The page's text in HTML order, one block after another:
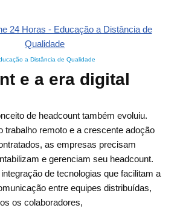
a Distância de Qualidade
e a era digital
de headcount também evoluiu.
trabalho remoto e a crescente adoção
as empresas precisam
e gerenciam seu headcount.
de tecnologias que facilitam a
entre equipes distribuídas,
os colaboradores,